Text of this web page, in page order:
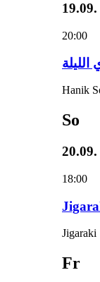
19.09.
20:00
Hanik
So
20.09.
18:00
Jigaraki
Fr